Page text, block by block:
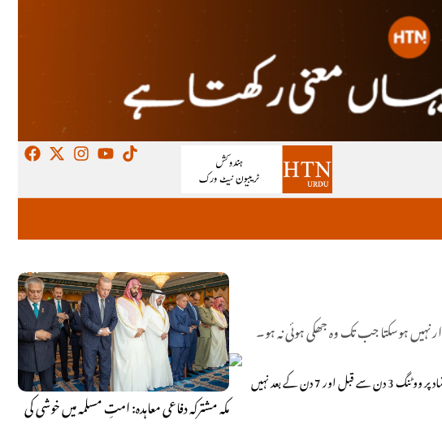
مکہ مشترکہ دفاعی معاہدہ: امتِ مسلمہ میں خوشی کی
آئین و قانون کے مطابق تحریک عدم اعتماد جمع ہو جائے تو اسپیکر 2 ہفتوں میں اجلاس بلانے کے پابند ہیں، قانون کے مطابق قرارداد پیش ہونے کے بعد تحریک عدم اعتماد پر ووٹنگ 3 دن سے قبل اور 7 دن کے بعد نہیں